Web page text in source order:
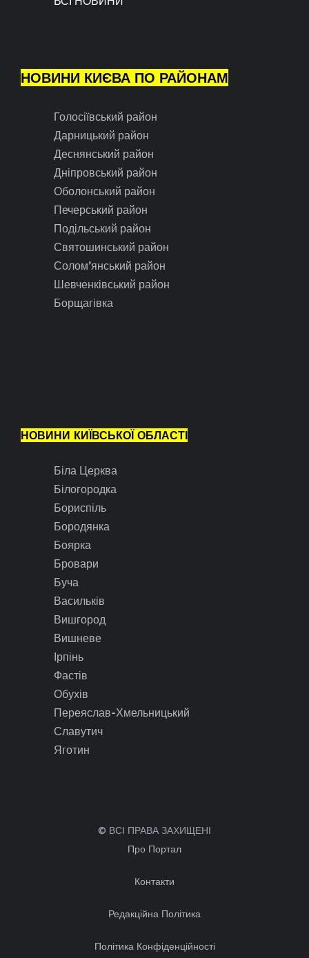
НОВИНИ КИЄВА ПО РАЙОНАМ
Голосіївський район
Дарницький район
Деснянський район
Дніпровський район
Оболонський район
Печерський район
Подільський район
Святошинський район
Солом’янський район
Шевченківський район
Борщагівка
НОВИНИ КИЇВСЬКОЇ ОБЛАСТІ
Біла Церква
Білогородка
Бориспіль
Бородянка
Боярка
Бровари
Буча
Васильків
Вишгород
Вишневе
Ірпінь
Фастів
Обухів
Переяслав-Хмельницький
Славутич
Яготин
© ВСІ ПРАВА ЗАХИЩЕНІ
Про Портал
Контакти
Редакційна Політика
Політика Конфіденційності